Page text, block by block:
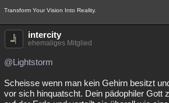
Transform Your Vision Into Reality.
intercity
ehemaliges Mitglied
@Lightstorm
Scheisse wenn man kein Gehirn besitzt
vor sich hinquatscht. Dein pädophiler Gott